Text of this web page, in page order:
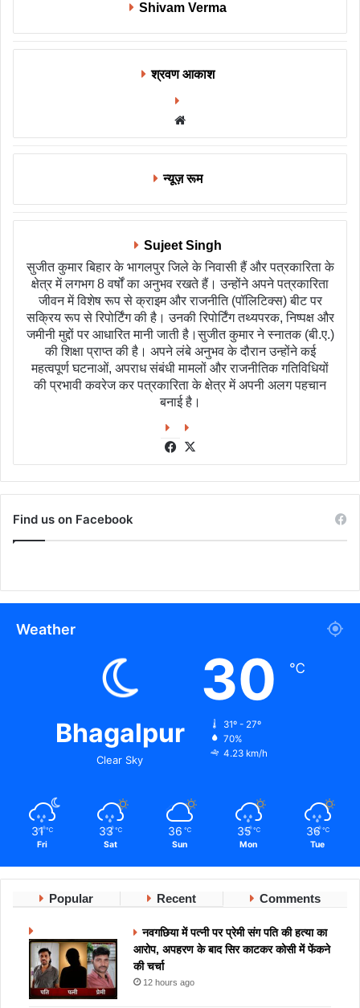
Shivam Verma
श्रवण आकाश
न्यूज़ रूम
Sujeet Singh
सुजीत कुमार बिहार के भागलपुर जिले के निवासी हैं और पत्रकारिता के
क्षेत्र में लगभग 8 वर्षों का अनुभव रखते हैं। उन्होंने अपने पत्रकारिता
जीवन में विशेष रूप से क्राइम और राजनीति (पॉलिटिक्स) बीट पर
सक्रिय रूप से रिपोर्टिंग की है। उनकी रिपोर्टिंग तथ्यपरक, निष्पक्ष और
जमीनी मुद्दों पर आधारित मानी जाती है।सुजीत कुमार ने स्नातक (बी.ए.)
की शिक्षा प्राप्त की है। अपने लंबे अनुभव के दौरान उन्होंने कई
महत्वपूर्ण घटनाओं, अपराध संबंधी मामलों और राजनीतिक गतिविधियों
की प्रभावी कवरेज कर पत्रकारिता के क्षेत्र में अपनी अलग पहचान
बनाई है।
Facebook
Find us on Facebook
Weather
Bhagalpur
Clear Sky
30 ℃
31º - 27º
70%
4.23 km/h
31 ℃
Fri
33 ℃
Sat
36 ℃
Sun
35 ℃
Mon
36 ℃
Tue
Popular Recent Comments
नवगछिया में पत्नी पर प्रेमी संग पति की हत्या का
आरोप, अपहरण के बाद सिर काटकर कोसी में फेंकने
की चर्चा
12 hours ago